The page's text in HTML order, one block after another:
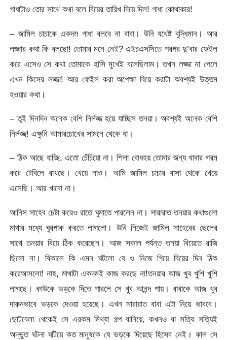
গাধাটাও তোর সাথে কথা বলে বিয়ের তারিখ দিয়ে দিল! গাধা কোথাকার!
– জামিল চাচাকে একদম গাধা বলবে না বাবা। উনি যথেষ্ট বুদ্ধিমান। আর
লজ্জার কথা কি বলছো! তোমার মনে নেই? এইচএসসিতে পরপর দু’বার ফেইল
করে এসেও সে কথা তোমাকে হাসি মুখেই বলেছিলাম। তখন লজ্জা না পেলে
এখন কিসের লজ্জা! আর ফেইল করা অপেক্ষা বিয়ে করাটা অবশ্যই উত্তম
হওয়ার কথা।
– তুই দিনদিন অনেক বেশি নির্লজ্জ হয়ে যাচ্ছিস তনয়া। অবশ্যই অনেক বেশি
নির্লজ্জ! এক্ষুনি আমারচোখের সামনে থেকে যা।
– ঠিক আছে যাচ্ছি, এতো চেঁচিয়ো না। শিলা বোধহয় তোমার জন্য খাবার গরম
করে টেবিলে রাখছে। খেয়ে নাও। আমি জামিল চাচার বাসা থেকে খেয়ে
এসেছি। আর খাবো না।
আনিস সাহেব চেষ্টা করেও রাতে ঘুমাতে পারলেন না। সারারাত তনয়ার কথাগুলো
মাথার মধ্যে ঘুরপাক করতে লাগলো। উনি নিজেই জামিল সাহেবের ছেলের
সাথে তনয়ার বিয়ে ঠিক করেছেন। আজ সকাল পর্যন্ত তনয়া বিয়েতে রাজি
ছিলো না। বিকালে কি এমন ঘটলো যে ও নিজে গিয়ে বিয়ের দিন ঠিক
করেআসলো! নাহ, মাথাটা একদমই কাজ করছে না!তনয়ার আজ খুব খুশি খুশি
লাগছে। কাউকে ভড়কে দিতে পারলে সে খুব আনন্দ পায়। বাবাকে আজ খুব
দারুনভাবে ভড়কে দেওয়া হয়েছে। এখন সারারাত বাবা এটা নিয়ে ভাববে।
ছোটবেলা থেকেই সে এরকম মিথ্যা গল্প বানিয়ে, কখনও বা সত্যি সত্যিই
অদ্ভুত ঘটনা ঘটিয়ে কত মানুষকে যে ভড়কে দিয়েছে হিসেব নেই। কাল সে